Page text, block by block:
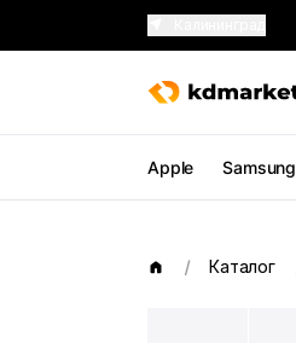
Apple Samsung
Каталог